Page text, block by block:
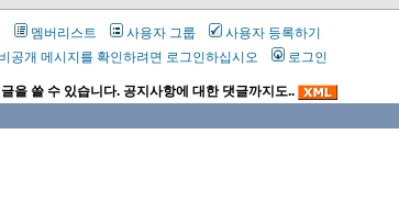
멤버리스트 사용자 그룹
사용자 등록하기
비공개 메시지를 확인하려면 로그인하십시오 로그인
을 쓸 수 있습니다. 공지사항에 대한 댓글까지도..